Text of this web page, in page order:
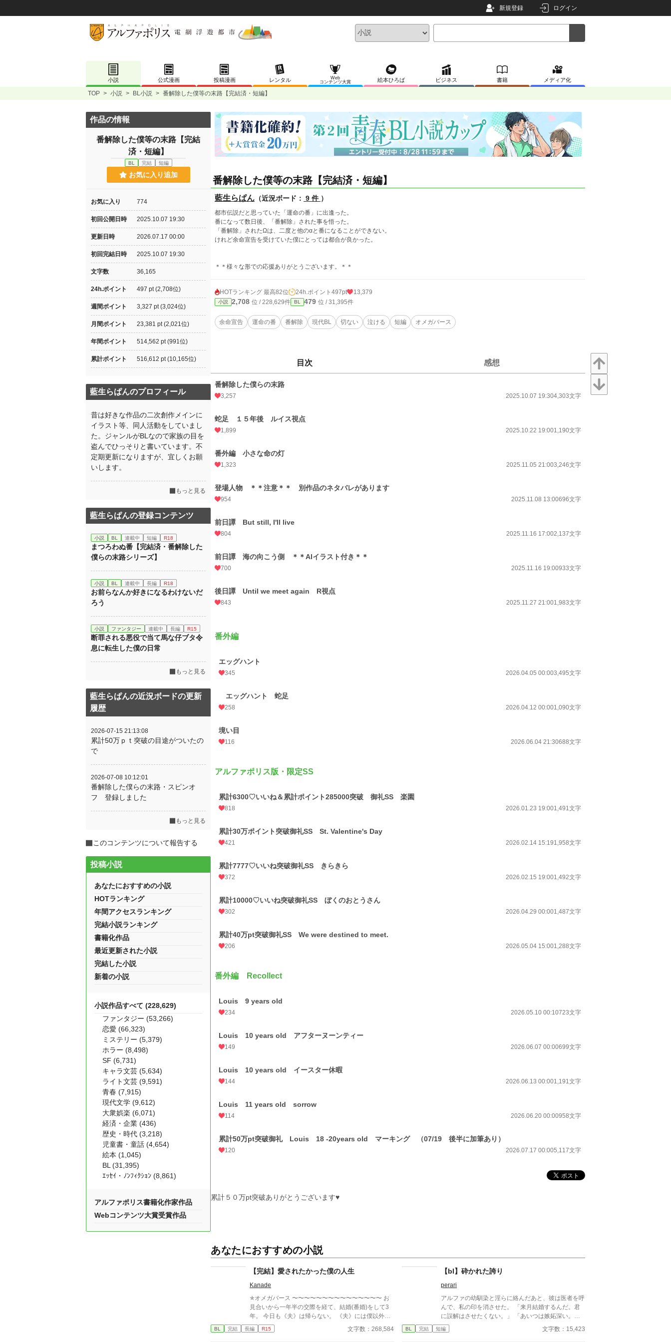
新規登録 ログイン
小説 公式漫画 投稿漫画 レンタル
Web
コンテンツ大賞
絵本ひろば ビジネス 書籍 メディア化
TOP > 小説 > BL小説 > 番解除した僕等の末路【完結済・短編】
番解除した僕等の末路【完結済・短編】
藍生らぱん （近況ボード： 9 件 ）
都市伝説だと思っていた「運命の番」に出逢った。
番になって数日後、「番解除」された事を悟った。
「番解除」されたΩは、二度と他のαと番になることができない。
けれど余命宣告を受けていた僕にとっては都合が良かった。
＊＊様々な形での応援ありがとうございます。＊＊
HOTランキング 最高82位 24h.ポイント 497pt 13,379
小説 2,708 位 / 228,629件 BL 479 位 / 31,395件
余命宣告 運命の番 番解除 現代BL 切ない 泣ける 短編 オメガバース
目次 感想
番解除した僕らの末路
3,257 2025.10.07 19:304,303文字
蛇足 １５年後 ルイス視点
1,899 2025.10.22 19:001,190文字
番外編 小さな命の灯
1,323 2025.11.05 21:003,246文字
登場人物 ＊＊注意＊＊ 別作品のネタバレがあります
954 2025.11.08 13:00696文字
前日譚 But still, I'll live
804 2025.11.16 17:002,137文字
前日譚 海の向こう側 ＊＊AIイラスト付き＊＊
700 2025.11.16 19:00933文字
後日譚 Until we meet again R視点
843 2025.11.27 21:001,983文字
番外編
エッグハント
345 2026.04.05 00:003,495文字
エッグハント 蛇足
258 2026.04.12 00:001,090文字
境い目
116 2026.06.04 21:30688文字
アルファポリス版・限定SS
累計6300♡いいね＆累計ポイント285000突破 御礼SS 楽園
818 2026.01.23 19:001,491文字
累計30万ポイント突破御礼SS St. Valentine's Day
421 2026.02.14 15:191,958文字
累計7777♡いいね突破御礼SS きらきら
372 2026.02.15 19:001,492文字
累計10000♡いいね突破御礼SS ぼくのおとうさん
302 2026.04.29 00:001,487文字
累計40万pt突破御礼SS We were destined to meet.
206 2026.05.04 15:001,288文字
番外編 Recollect
Louis 9 years old
234 2026.05.10 00:10723文字
Louis 10 years old アフターヌーンティー
149 2026.06.07 00:00699文字
Louis 10 years old イースター休暇
144 2026.06.13 00:001,191文字
Louis 11 years old sorrow
114 2026.06.20 00:00958文字
累計50万pt突破御礼 Louis 18 -20years old マーキング （07/19 後半に加筆あり）
120 2026.07.17 00:005,117文字
累計５０万pt突破ありがとうございます♥
あなたにおすすめの小説
【完結】愛されたかった僕の人生
Kanade
✯オメガバース 〜〜〜〜〜〜〜〜〜〜〜〜〜〜〜 お
見合いから一年半の交際を経て、結婚(番婚)をして3
年。 今日も《夫》は帰らない。 《夫》には僕以外の
『番』がいる。 ねぇ、どうしてなの？ 一目惚れだっ
て言ったじゃない。 愛してるって言ってくれたじゃ
BL 完結 長編 R15 文字数：268,584
【bl】砕かれた誇り
perari
アルファの幼馴染と淫らに絡んだあと、彼は医者を呼
んで、私の印を消させた。 「来月結婚するんだ。君
に誤解はさせたくない。」 「あいつは嫉妬深い。泣
かせるわけにはいかない。」 「君ももう年頃の残り
物のオメガだろ？ 俺の印をつけたまま、他のアルフ
BL 完結 短編 文字数：15,423
作品の情報
番解除した僕等の末路【完結
済・短編】
BL 完結 短編
お気に入り追加
お気に入り 774
初回公開日時 2025.10.07 19:30
更新日時 2026.07.17 00:00
初回完結日時 2025.10.07 19:30
文字数 36,165
24h.ポイント 497 pt (2,708位)
週間ポイント 3,327 pt (3,024位)
月間ポイント 23,381 pt (2,021位)
年間ポイント 514,562 pt (991位)
累計ポイント 516,612 pt (10,165位)
藍生らぱんのプロフィール
昔は好きな作品の二次創作メインに
イラスト等、同人活動をしていまし
た。ジャンルがBLなので家族の目を
盗んでひっそりと書いています。不
定期更新になりますが、宜しくお願
いします。
もっと見る
藍生らぱんの登録コンテンツ
小説 BL 連載中 短編 R18
まつろわぬ番【完結済・番解除した
僕らの末路シリーズ】
小説 BL 連載中 長編 R18
お前らなんか好きになるわけないだ
ろう
小説 ファンタジー 連載中 長編 R15
断罪される悪役で当て馬な仔ブタ令
息に転生した僕の日常
もっと見る
藍生らぱんの近況ボードの更新
履歴
2026-07-15 21:13:08
累計50万ｐｔ突破の目途がついたの
で
2026-07-08 10:12:01
番解除した僕らの末路・スピンオ
フ 登録しました
もっと見る
このコンテンツについて報告する
投稿小説
あなたにおすすめの小説
HOTランキング
年間アクセスランキング
完結小説ランキング
書籍化作品
最近更新された小説
完結した小説
新着の小説
小説作品すべて (228,629)
ファンタジー (53,266)
恋愛 (66,323)
ミステリー (5,379)
ホラー (8,498)
SF (6,731)
キャラ文芸 (5,634)
ライト文芸 (9,591)
青春 (7,915)
現代文学 (9,612)
大衆娯楽 (6,071)
経済・企業 (436)
歴史・時代 (3,218)
児童書・童話 (4,654)
絵本 (1,045)
BL (31,395)
ｴｯｾｲ・ﾉﾝﾌｨｸｼｮﾝ (8,861)
アルファポリス書籍化作家作品
Webコンテンツ大賞受賞作品